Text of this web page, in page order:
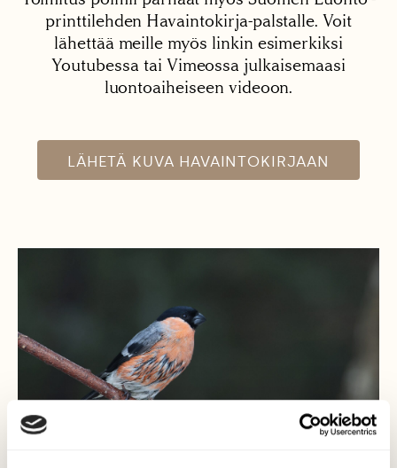
printtilehden Havaintokirja-palstalle. Voit
lähettää meille myös linkin esimerkiksi
Youtubessa tai Vimeossa julkaisemaasi
luontoaiheiseen videoon.
LÄHETÄ KUVA HAVAINTOKIRJAAN